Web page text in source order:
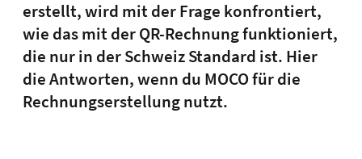
erstellt, wird mit der Frage konfrontiert,
wie das mit der QR-Rechnung funktioniert,
die nur in der Schweiz Standard ist. Hier
die Antworten, wenn du MOCO für die
Rechnungserstellung nutzt.